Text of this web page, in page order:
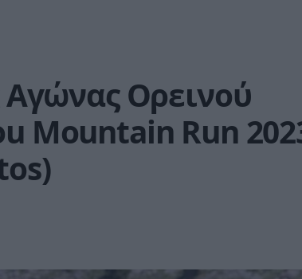
Ορεινού
Mountain Run